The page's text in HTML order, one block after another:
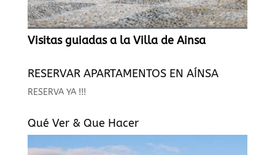
Visitas guiadas a la Villa de Ainsa
RESERVAR APARTAMENTOS EN AÍNSA
RESERVA YA !!!
Qué Ver & Que Hacer